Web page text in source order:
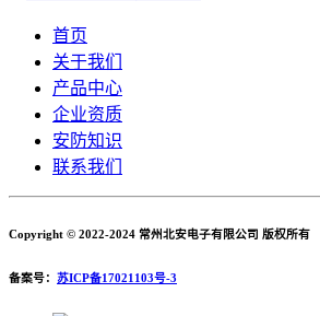
首页
关于我们
产品中心
企业资质
安防知识
联系我们
Copyright © 2022-2024 常州北安电子有限公司 版权所有
备案号： 苏ICP备17021103号-3